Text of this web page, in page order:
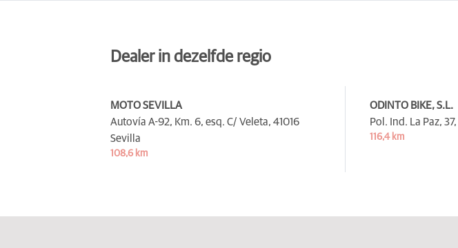
Dealer in dezelfde regio
MOTO SEVILLA
Autovía A-92, Km. 6, esq. C/ Veleta, 41016
Sevilla
108,6 km
ODINTO BIKE, S.L.
Pol. Ind. La Paz, 37,
116,4 km